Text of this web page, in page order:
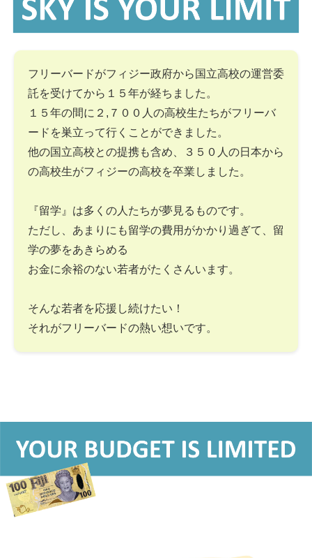
フリーバードがフィジー政府から国立高校の運営委
託を受けてから１５年が経ちました。
１５年の間に２,７００人の高校生たちがフリーバ
ードを巣立って行くことができました。
他の国立高校との提携も含め、３５０人の日本から
の高校生がフィジーの高校を卒業しました。
『留学』は多くの人たちが夢見るものです。
ただし、あまりにも留学の費用がかかり過ぎて、留
学の夢をあきらめる
お金に余裕のない若者がたくさんいます。
そんな若者を応援し続けたい！
それがフリーバードの熱い想いです。